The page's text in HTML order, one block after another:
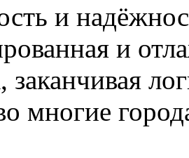
и
и
заканчивая
многие